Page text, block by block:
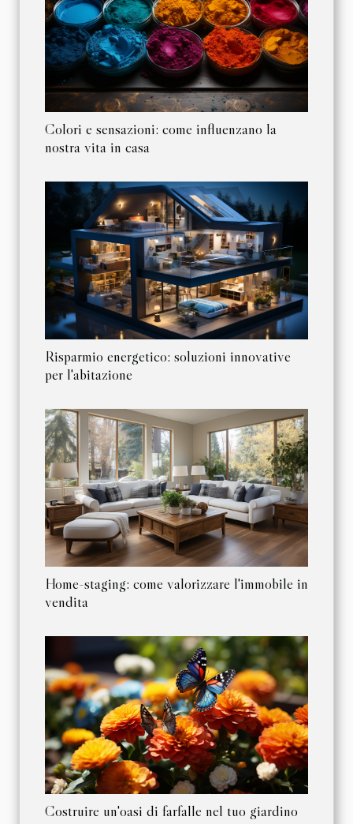
Colori e sensazioni: come influenzano la
nostra vita in casa
Risparmio energetico: soluzioni innovative
per l'abitazione
Home-staging: come valorizzare l'immobile in
vendita
Costruire un'oasi di farfalle nel tuo giardino